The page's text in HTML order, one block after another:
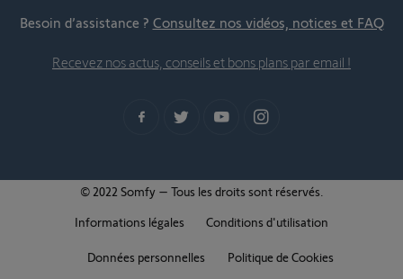
Besoin d’assistance ? Consultez nos vidéos, notices et FAQ
Recevez nos actus, conseils et bons plans par email !
© 2022 Somfy – Tous les droits sont réservés.
Informations légales
Conditions d'utilisation
Données personnelles Politique de Cookies